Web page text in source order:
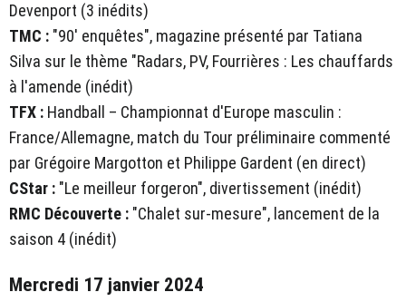
Devenport (3 inédits)
TMC : "90' enquêtes", magazine présenté par Tatiana
Silva sur le thème "Radars, PV, Fourrières : Les chauffards
à l'amende (inédit)
TFX : Handball – Championnat d'Europe masculin :
France/Allemagne, match du Tour préliminaire commenté
par Grégoire Margotton et Philippe Gardent (en direct)
CStar : "Le meilleur forgeron", divertissement (inédit)
RMC Découverte : "Chalet sur-mesure", lancement de la
saison 4 (inédit)
Mercredi 17 janvier 2024